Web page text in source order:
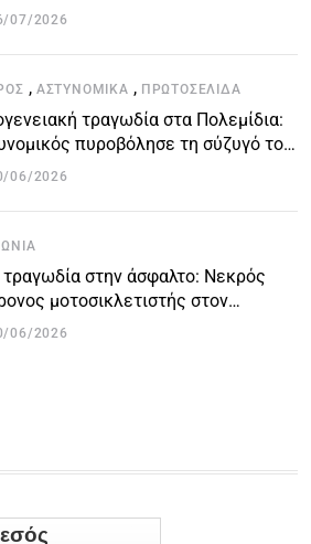
το δικό σου άρθρο την δική σου
07/2026
, ΑΣΤΥΝΟΜΙΚΆ , ΠΡΩΤΟΣΈΛΙΔΑ
τραγωδία στα Πολεμίδια:
πυροβόλησε τη σύζυγό του
06/2026
στην άσφαλτο: Νεκρός
μοτοσικλετιστής στον
Πάφου – Λεμεσού
06/2026